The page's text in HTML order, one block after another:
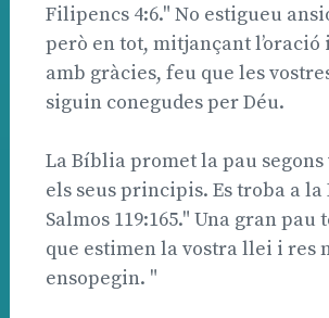
Filipencs 4:6." No estigueu
però en tot, mitjançant l’oració
amb gràcies, feu que les
siguin conegudes per Déu.
La Bíblia promet la pau
els seus principis. Es troba a
Salmos 119:165." Una gran
que estimen la vostra llei i res
ensopegin. "